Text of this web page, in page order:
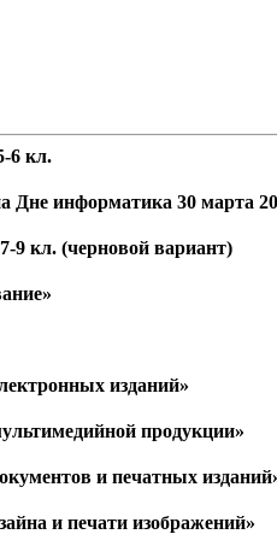
6 кл.
Дне информатика 30 марта
9 кл. (черновой вариант)
изданий»
продукции»
и печатных
и печати изображений»